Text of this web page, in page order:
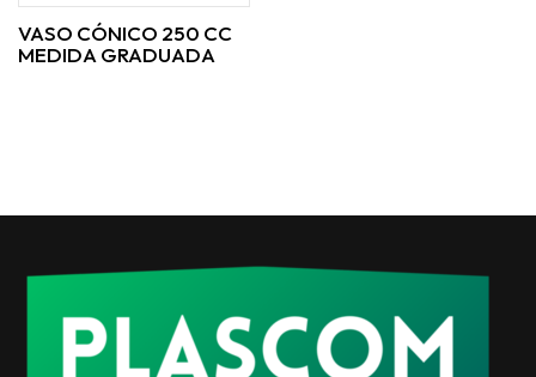
VASO CÓNICO 250 CC
MEDIDA GRADUADA